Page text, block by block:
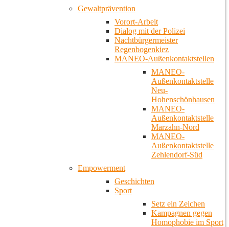
Gewaltprävention
Vorort-Arbeit
Dialog mit der Polizei
Nachtbürgermeister
Regenbogenkiez
MANEO-Außenkontaktstellen
MANEO-
Außenkontaktstelle
Neu-
Hohenschönhausen
MANEO-
Außenkontaktstelle
Marzahn-Nord
MANEO-
Außenkontaktstelle
Zehlendorf-Süd
Empowerment
Geschichten
Sport
Setz ein Zeichen
Kampagnen gegen
Homophobie im Sport